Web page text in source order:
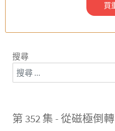
買
搜尋
第 352 集 - 從磁極倒